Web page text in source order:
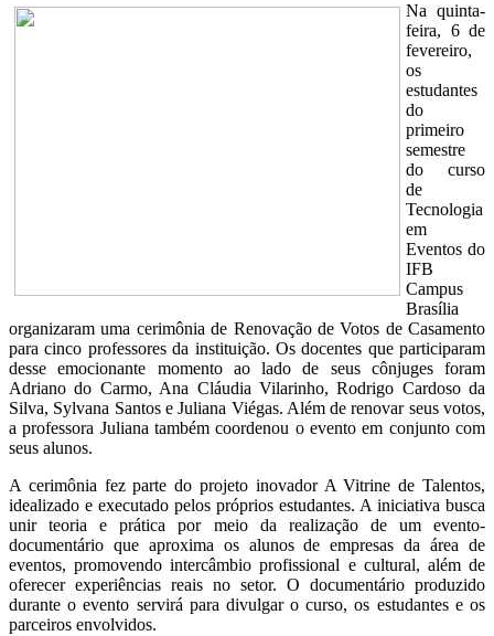
Na quinta-
feira, 6 de
fevereiro,
os
estudantes
do
primeiro
semestre
do curso
de
Tecnologia
em
Eventos do
IFB
Campus
Brasília
organizaram uma cerimônia de Renovação de Votos de Casamento
para cinco professores da instituição. Os docentes que participaram
desse emocionante momento ao lado de seus cônjuges foram
Adriano do Carmo, Ana Cláudia Vilarinho, Rodrigo Cardoso da
Silva, Sylvana Santos e Juliana Viégas. Além de renovar seus votos,
a professora Juliana também coordenou o evento em conjunto com
seus alunos.
A cerimônia fez parte do projeto inovador A Vitrine de Talentos,
idealizado e executado pelos próprios estudantes. A iniciativa busca
unir teoria e prática por meio da realização de um evento-
documentário que aproxima os alunos de empresas da área de
eventos, promovendo intercâmbio profissional e cultural, além de
oferecer experiências reais no setor. O documentário produzido
durante o evento servirá para divulgar o curso, os estudantes e os
parceiros envolvidos.